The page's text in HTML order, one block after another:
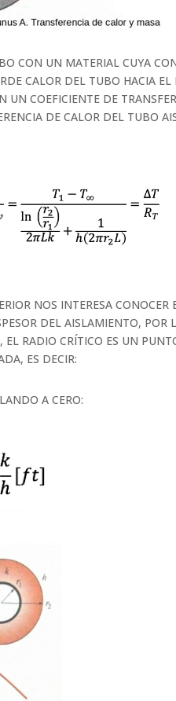
CON UN MATERIAL CUYA
CALOR DEL TUBO HACIA
UN COEFICIENTE DE
DE CALOR DEL TUBO
NOS INTERESA
DEL AISLAMIENTO,
EL RADIO CRÍTICO ES UN
ES DECIR:
A CERO: